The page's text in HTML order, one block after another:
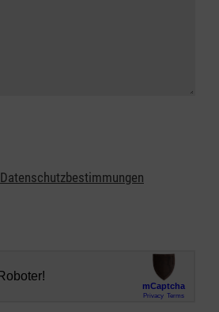
Datenschutzbestimmungen